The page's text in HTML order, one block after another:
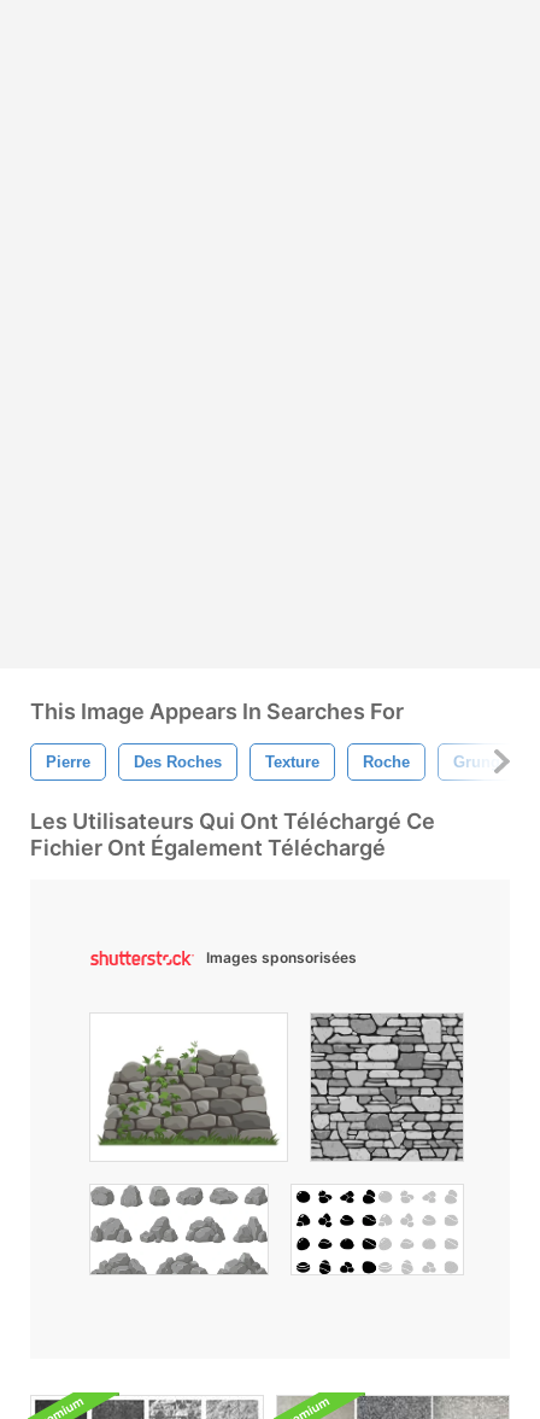
This Image Appears In Searches For
Pierre Des Roches Texture Roche Grunge
Les Utilisateurs Qui Ont Téléchargé Ce
Fichier Ont Également Téléchargé
Images sponsorisées